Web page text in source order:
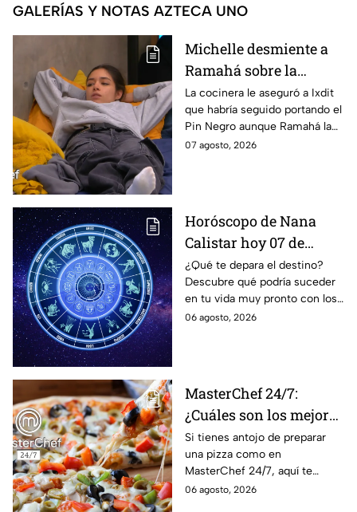
GALERÍAS Y NOTAS AZTECA UNO
Michelle desmiente a
Ramahá sobre la
designación del Pin
Negro a un integrante
de las "Divas" en
MasterChef 24/7
La cocinera le aseguró a Ixdit
que habría seguido portando el
Pin Negro aunque Ramahá la
hubiera subido al balcón
07 agosto, 2026
Horóscopo de Nana
Calistar hoy 07 de
agosto; estos signos
podrían dejar de estar
solteros más pronto de
lo que imaginan y
¿Qué te depara el destino?
Descubre qué podría suceder
en tu vida muy pronto con los
horóscopos de Nana Calistar;
06 agosto, 2026
MasterChef 24/7:
¿Cuáles son los mejores
quesos para preparar
pizza en casa?
Si tienes antojo de preparar
una pizza como en
MasterChef 24/7, aquí te
contamos todo lo que debes
06 agosto, 2026